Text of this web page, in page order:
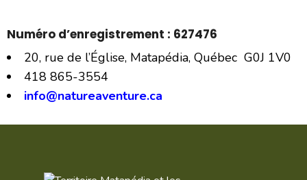
Numéro d’enregistrement : 627476
20, rue de l’Église, Matapédia, Québec G0J 1V0
418 865-3554
info@natureaventure.ca